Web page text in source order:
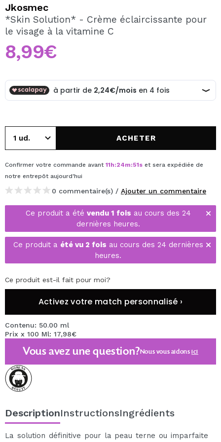
En créant un compte sur Maquibeauty.fr vous pourrez
effectuer vos achats rapidement, vérifier l'état de vos
Jkosmec
*Skin Solution* - Crème éclaircissante pour
le visage à la vitamine C
8,99€
ACHETER
Confirmer votre commande avant 11h:24m:51s et sera expédiée de
notre entrepôt aujourd'hui
0 commentaire(s) / Ajouter un commentaire
Ce produit a été vendu 1 fois au cours des 24
dernières heures.
Ce produit a été vu 2 fois au cours des 24 dernières
heures.
Ce produit est-il fait pour moi?
Activez votre match personnalisé ›
Contenu: 50.00 ml
Prix x 100 Ml: 17,98€
Vous avez une question?Nous vous aidonsici
DescriptionInstructionsIngrédients
La solution définitive pour la peau terne ou imparfaite